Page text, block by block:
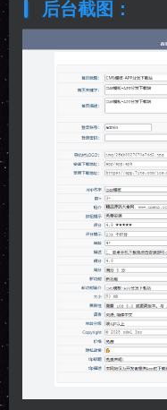
后台截图：